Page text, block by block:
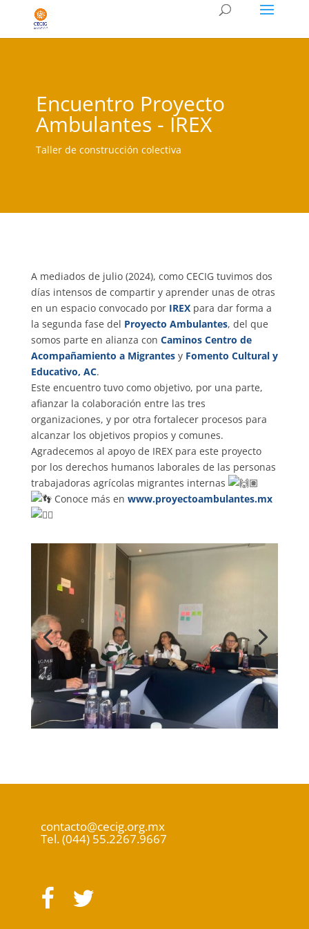
Encuentro Proyecto
Ambulantes - IREX
Taller de construcción colectiva
A mediados de julio (2024), como CECIG tuvimos dos
días intensos de compartir y aprender unas de otras
en un espacio convocado por IREXpara dar forma a
la segunda fase del Proyecto Ambulantes, del que
somos parte en alianza con Caminos Centro de
Acompañamiento a Migrantesy Fomento Cultural y
Educativo, AC.
Este encuentro tuvo como objetivo, por una parte,
afianzar la colaboración entre las tres
organizaciones, y por otra fortalecer procesos para
alcanzar los objetivos propios y comunes.
Agradecemos al apoyo de IREX para este proyecto
por los derechos humanos laborales de las personas
trabajadoras agrícolas migrantes internas
Conoce más en www.proyectoambulantes.mx
contacto@cecig.org.mx
Tel. (044) 55.2267.9667